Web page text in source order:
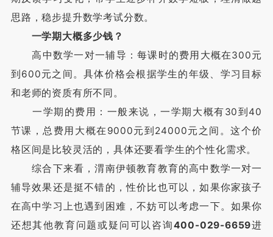
思路，稳步提升数学考试分数。
一学期大概多少钱？
高中数学一对一辅导：每课时的费用大概在300元
到600元之间。具体价格会根据学生的年级、学习目标
和老师的资质有所不同。
一学期的费用：一般来说，一学期大概有30到40
节课，总费用大概在9000元到24000元之间。这个价
格区间是比较灵活的，具体还要看学生的个性化需求。
综合下来看，渭南伊顿教育教育的高中数学一对一
辅导效果还是挺不错的，性价比也可以，如果你家孩子
在高中学习上也遇到困难，不妨可以考虑一下。如果你
还想其他教育问题或疑问可以咨询400-029-6659进